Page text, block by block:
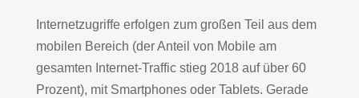
Internetzugriffe erfolgen zum großen Teil aus dem
mobilen Bereich (der Anteil von Mobile am
gesamten Internet-Traffic stieg 2018 auf über 60
Prozent), mit Smartphones oder Tablets. Gerade